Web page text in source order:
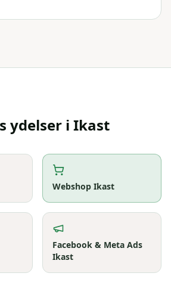
ydelser i Ikast
Webshop Ikast
Facebook & Meta Ads
Ikast